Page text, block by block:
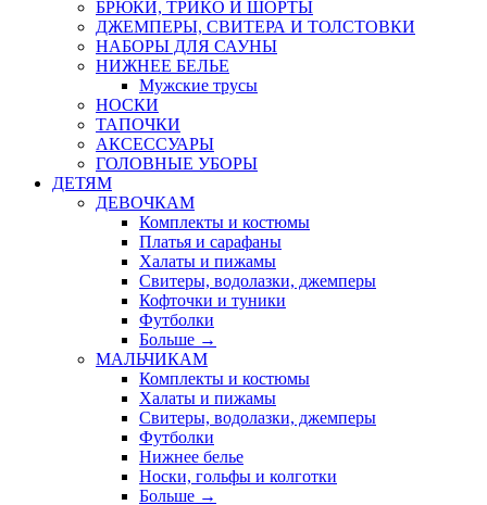
БРЮКИ, ТРИКО И ШОРТЫ
ДЖЕМПЕРЫ, СВИТЕРА И ТОЛСТОВКИ
НАБОРЫ ДЛЯ САУНЫ
НИЖНЕЕ БЕЛЬЕ
Мужские трусы
НОСКИ
ТАПОЧКИ
АКСЕССУАРЫ
ГОЛОВНЫЕ УБОРЫ
ДЕТЯМ
ДЕВОЧКАМ
Комплекты и костюмы
Платья и сарафаны
Халаты и пижамы
Свитеры, водолазки, джемперы
Кофточки и туники
Футболки
Больше →
МАЛЬЧИКАМ
Комплекты и костюмы
Халаты и пижамы
Свитеры, водолазки, джемперы
Футболки
Нижнее белье
Носки, гольфы и колготки
Больше →